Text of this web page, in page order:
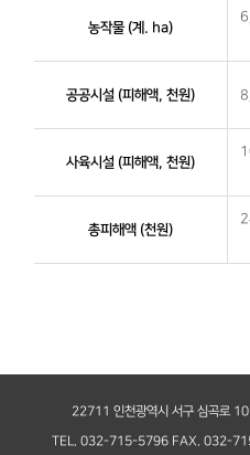
농작물 (계. ha)
공공시설 (피해액, 천원)
사육시설 (피해액, 천원)
총피해액 (천원)
22711 인천광역시 서구 심곡로
TEL. 032-715-5796 FAX. 032-